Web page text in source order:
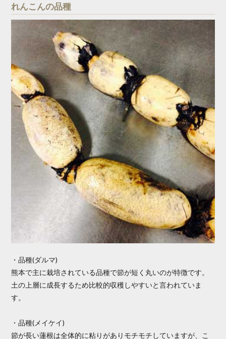
れんこんの品種
・品種(ダルマ)
熊本で主に栽培されている品種で節が短く丸いのが特徴です。
土の上層に成長するため比較的収穫しやすいと言われていま
す。
・品種(メイケイ)
節が長い蓮根は全体的に粘りがありモチモチしていますが、こ